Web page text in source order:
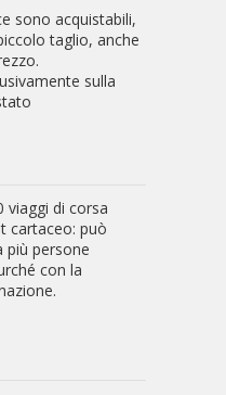
sono acquistabili,
taglio, anche
sulla
viaggi di corsa
cartaceo: può
più persone
con la